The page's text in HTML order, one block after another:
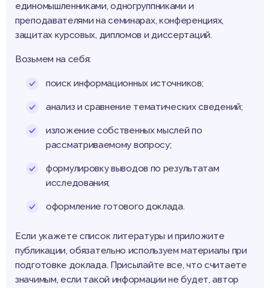
единомышленниками, одногруппниками и
преподавателями на семинарах, конференциях,
защитах курсовых, дипломов и диссертаций.
Возьмем на себя:
поиск информационных источников;
анализ и сравнение тематических сведений;
изложение собственных мыслей по
рассматриваемому вопросу;
формулировку выводов по результатам
исследования;
оформление готового доклада.
Если укажете список литературы и приложите
публикации, обязательно используем материалы при
подготовке доклада. Присылайте все, что считаете
значимым, если такой информации не будет, автор